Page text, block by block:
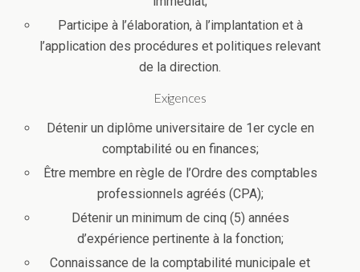
Participe à l’élaboration, à l’implantation et à
l’application des procédures et politiques relevant
de la direction.
Exigences
Détenir un diplôme universitaire de 1er cycle en
comptabilité ou en finances;
Être membre en règle de l’Ordre des comptables
professionnels agréés (CPA);
Détenir un minimum de cinq (5) années
d’expérience pertinente à la fonction;
Connaissance de la comptabilité municipale et